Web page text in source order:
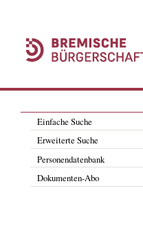
Einfache Suche
Erweiterte Suche
Personendatenbank
Dokumenten-Abo